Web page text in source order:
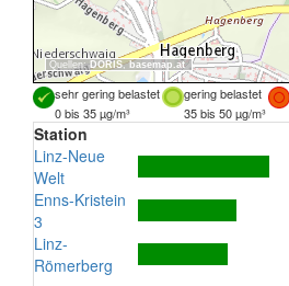
Quellen: DORIS,basemap.at
sehr gering belastet gering belastet
0 bis 35 µg/m³
35 bis 50 µg/m³
Station
Linz-Neue
Welt
Enns-Kristein
3
Linz-
Römerberg